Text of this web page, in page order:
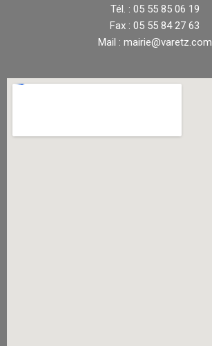
Tél. : 05 55 85 06 19
Fax : 05 55 84 27 63
Mail : mairie@varetz.com